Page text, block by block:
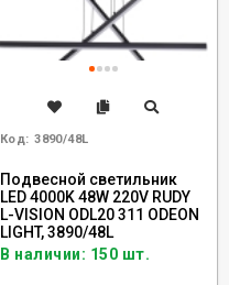
Код: 3890/48L
Подвесной светильник
LED 4000K 48W 220V RUDY
L-VISION ODL20 311 ODEON
LIGHT, 3890/48L
В наличии: 150 шт.